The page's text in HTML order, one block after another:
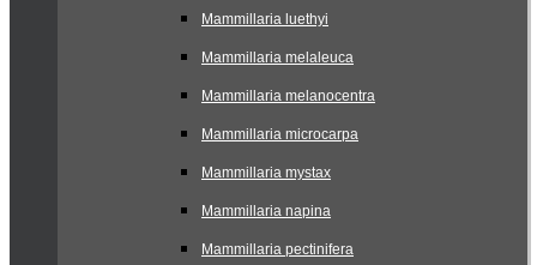
Mammillaria luethyi
Mammillaria melaleuca
Mammillaria melanocentra
Mammillaria microcarpa
Mammillaria mystax
Mammillaria napina
Mammillaria pectinifera